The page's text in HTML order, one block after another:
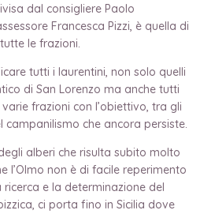
dal consigliere Paolo
Francesca Pizzi, è quella di
le frazioni.
tutti i laurentini, non solo quelli
di San Lorenzo ma anche tutti
frazioni con l’obiettivo, tra gli
che ancora persiste.
alberi che risulta subito molto
l’Olmo non è di facile reperimento
e la determinazione del
ci porta fino in Sicilia dove